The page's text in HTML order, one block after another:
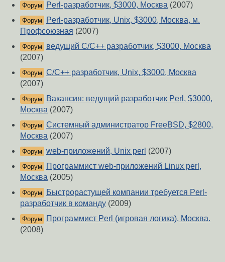
Форум Perl-разработчик, $3000, Москва (2007)
Форум
Perl-разработчик, Unix, $3000, Москва, м.
Профсоюзная (2007)
Форум
ведущий C/C++ разработчик, $3000, Москва
(2007)
Форум C/C++ разработчик, Unix, $3000, Москва
(2007)
Форум
Вакансия: ведущий разработчик Perl, $3000,
Москва (2007)
Форум Системный администратор FreeBSD, $2800,
Москва (2007)
Форум web-приложений, Unix perl (2007)
Форум
Программист web-приложений Linux perl,
Москва (2005)
Форум
Быстрорастущей компании требуется Perl-
разработчик в команду (2009)
Форум
Программист Perl (игровая логика), Москва.
(2008)